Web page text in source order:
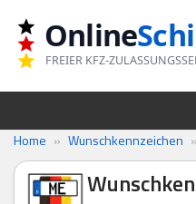
Zum
Inhalt
springen
Online
FREIER KFZ-
Home » Wunschkennzeichen »